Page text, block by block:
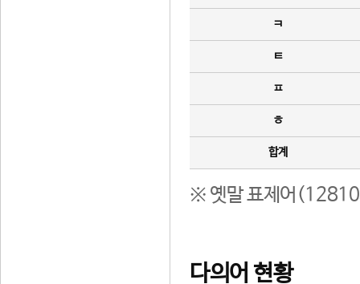
ㅋ
ㅌ
ㅍ
ㅎ
합계
※ 옛말 표제어(12810
다의어 현황